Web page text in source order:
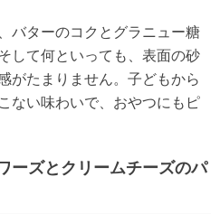
バターのコクとグラニュー糖
して何といっても、表面の砂
がたまりません。子どもから
ない味わいで、おやつにもピ
ーズとクリームチーズのパ